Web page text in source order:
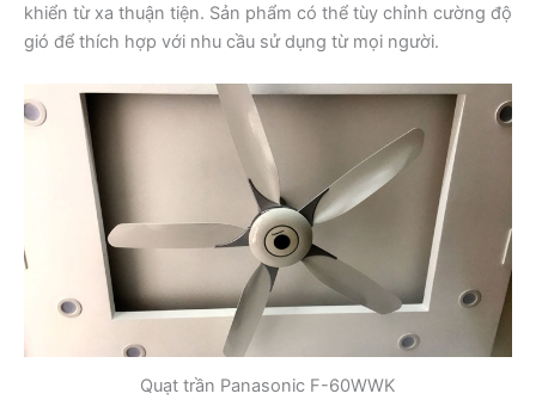
khiển từ xa thuận tiện. Sản phẩm có thể tùy chỉnh cường độ
gió để thích hợp với nhu cầu sử dụng từ mọi người.
Quạt trần Panasonic F-60WWK